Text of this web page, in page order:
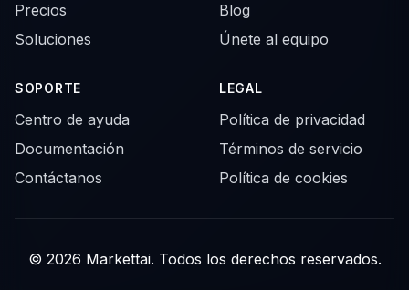
Precios
Soluciones
Blog
Únete al equipo
SOPORTE
Centro de ayuda
Documentación
Contáctanos
LEGAL
Política de privacidad
Términos de servicio
Política de cookies
© 2026 Markettai. Todos los derechos reservados.